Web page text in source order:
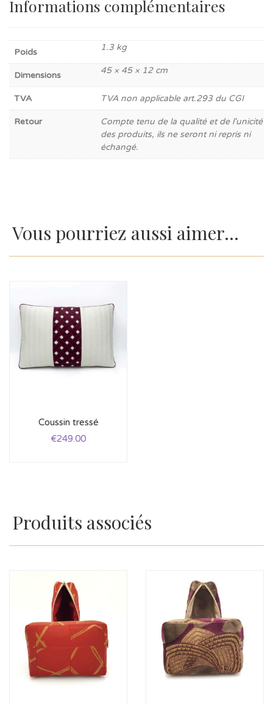
Informations complémentaires
Poids 1.3 kg
Dimensions 45 × 45 × 12 cm
TVA TVA non applicable art.293 du CGI
Retour
Compte tenu de la qualité et de l'unicité
des produits, ils ne seront ni repris ni
échangé.
Vous pourriez aussi aimer...
Coussin tressé
€249.00
Produits associés